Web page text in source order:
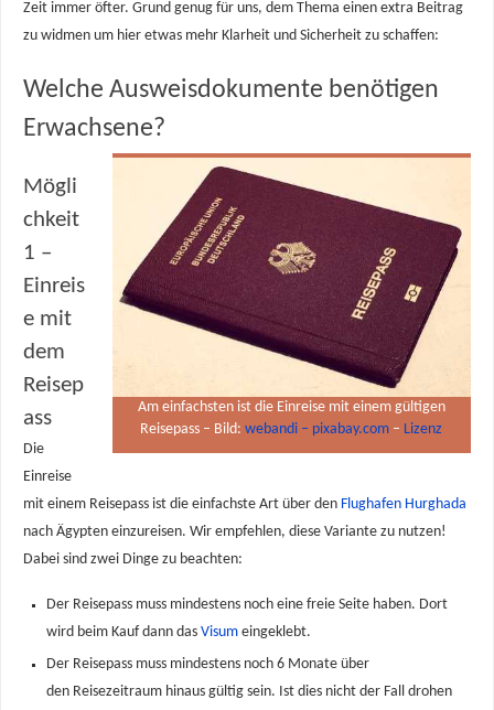
Zeit immer öfter. Grund genug für uns, dem Thema einen extra Beitrag
zu widmen um hier etwas mehr Klarheit und Sicherheit zu schaffen:
Welche Ausweisdokumente benötigen
Erwachsene?
Am einfachsten ist die Einreise mit einem gültigen
Reisepass – Bild:webandi – pixabay.com – Lizenz
Mögli
chkeit
1 –
Einreis
e mit
dem
Reisep
ass
Die
Einreise
mit einem Reisepass ist die einfachste Art über den Flughafen Hurghada
nach Ägypten einzureisen. Wir empfehlen, diese Variante zu nutzen!
Dabei sind zwei Dinge zu beachten:
Der Reisepass muss mindestens noch eine freie Seite haben. Dort
wird beim Kauf dann das Visumeingeklebt.
Der Reisepass muss mindestens noch 6 Monate über
den Reisezeitraum hinaus gültig sein. Ist dies nicht der Fall drohen